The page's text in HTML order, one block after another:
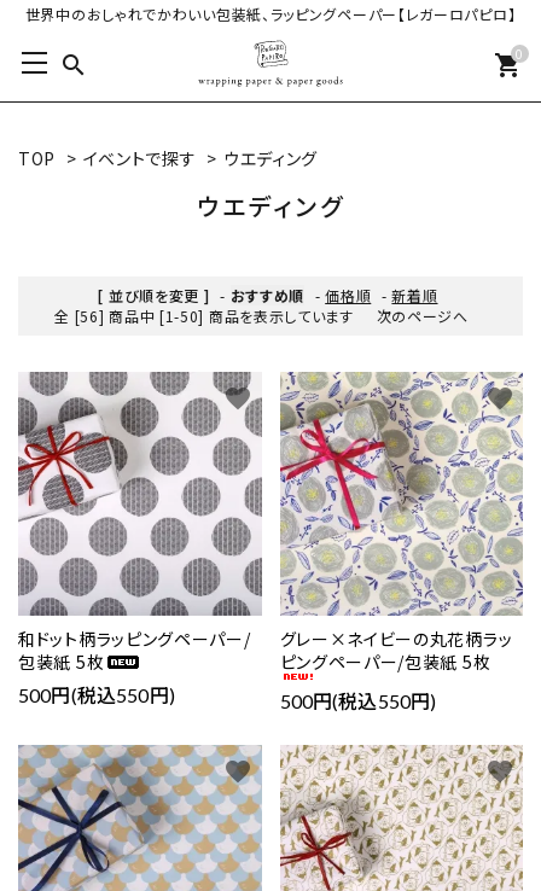
世界中のおしゃれでかわいい包装紙、ラッピングペーパー【レガーロパピロ】
search 0
shopping_cart
TOP > イベントで探す > ウエディング
ウエディング
[ 並び順を変更 ] - おすすめ順 -価格順 -新着順
全 [56] 商品中 [1-50] 商品を表示しています
次のページへ
和ドット柄ラッピングペーパー/
包装紙 5枚
500円(税込550円)
favorite
グレー×ネイビーの丸花柄ラッ
ピングペーパー/包装紙 5枚
500円(税込550円)
favorite
favorite favorite